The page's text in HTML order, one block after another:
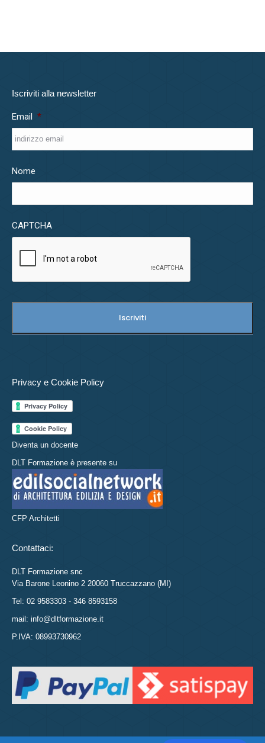
Iscriviti alla newsletter
Email *
Nome
CAPTCHA
Privacy e Cookie Policy
Diventa un docente
DLT Formazione è presente su
CFP Architetti
Contattaci:
DLT Formazione snc
Via Barone Leonino 2 20060 Truccazzano (MI)
Tel: 02 9583303 - 346 8593158
mail: info@dltformazione.it
P.IVA: 08993730962